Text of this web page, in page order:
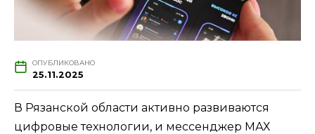
ОПУБЛИКОВАНО
25.11.2025
В Рязанской области активно развиваются
цифровые технологии, и мессенджер МАХ